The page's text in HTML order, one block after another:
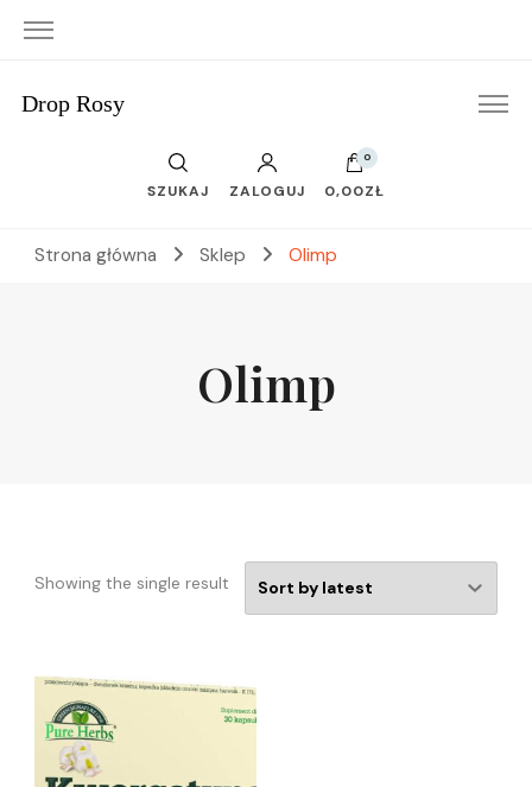
Drop Rosy
SZUKAJ ZALOGUJ
0
0,00ZŁ
Strona główna Sklep Olimp
Olimp
Showing the single result